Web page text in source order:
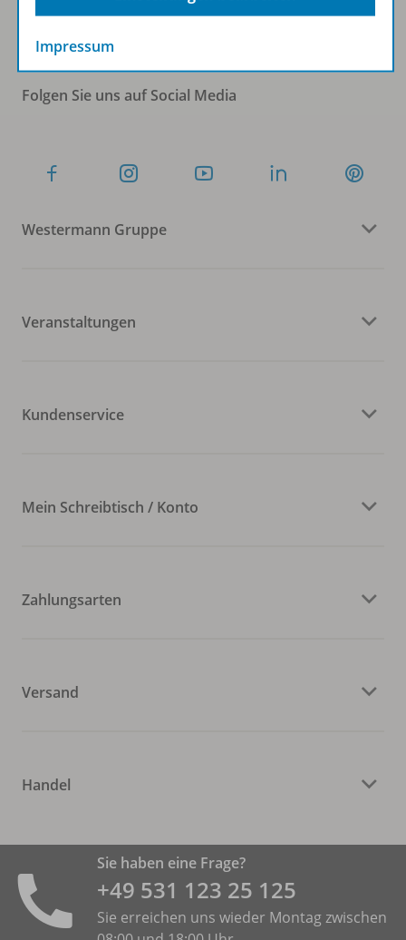
Zum Newsletter anmelden
Folgen Sie uns auf Social Media
Westermann Gruppe
Veranstaltungen
Kundenservice
Mein Schreibtisch / Konto
Zahlungsarten
Versand
Handel
Sie haben eine Frage?
+49 531 ­123 25 125
Sie erreichen uns wieder Montag zwischen
Impressum